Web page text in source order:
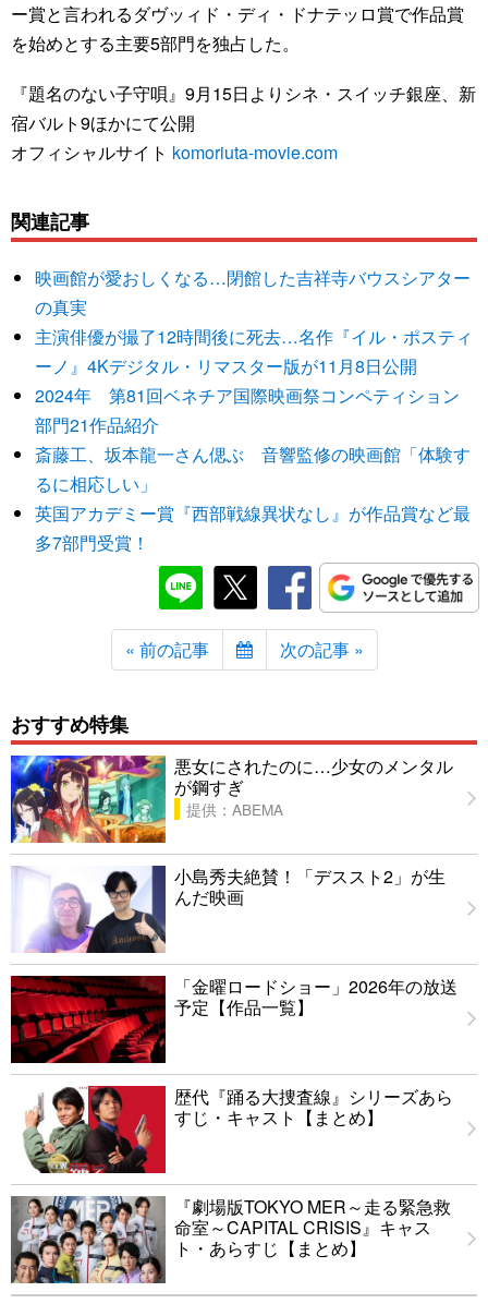
ー賞と言われるダヴッィド・ディ・ドナテッロ賞で作品賞
を始めとする主要5部門を独占した。
『題名のない子守唄』9月15日よりシネ・スイッチ銀座、新
宿バルト9ほかにて公開
オフィシャルサイト komoriuta-movie.com
関連記事
映画館が愛おしくなる…閉館した吉祥寺バウスシアター
の真実
主演俳優が撮了12時間後に死去…名作『イル・ポスティ
ーノ』4Kデジタル・リマスター版が11月8日公開
2024年 第81回ベネチア国際映画祭コンペティション
部門21作品紹介
斎藤工、坂本龍一さん偲ぶ 音響監修の映画館「体験す
るに相応しい」
英国アカデミー賞『西部戦線異状なし』が作品賞など最
多7部門受賞！
« 前の記事 次の記事 »
おすすめ特集
悪女にされたのに…少女のメンタル
が鋼すぎ
提供：ABEMA
小島秀夫絶賛！「デススト2」が生
んだ映画
「金曜ロードショー」2026年の放送
予定【作品一覧】
歴代『踊る大捜査線』シリーズあら
すじ・キャスト【まとめ】
『劇場版TOKYO MER～走る緊急救
命室～CAPITAL CRISIS』キャス
ト・あらすじ【まとめ】